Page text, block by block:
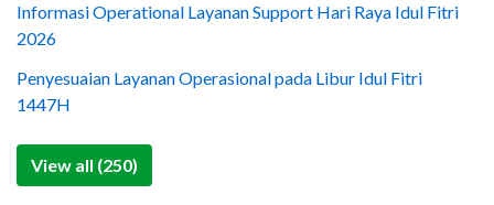
Informasi Operational Layanan Support Hari Raya Idul Fitri
2026
Penyesuaian Layanan Operasional pada Libur Idul Fitri
1447H
View all (250)